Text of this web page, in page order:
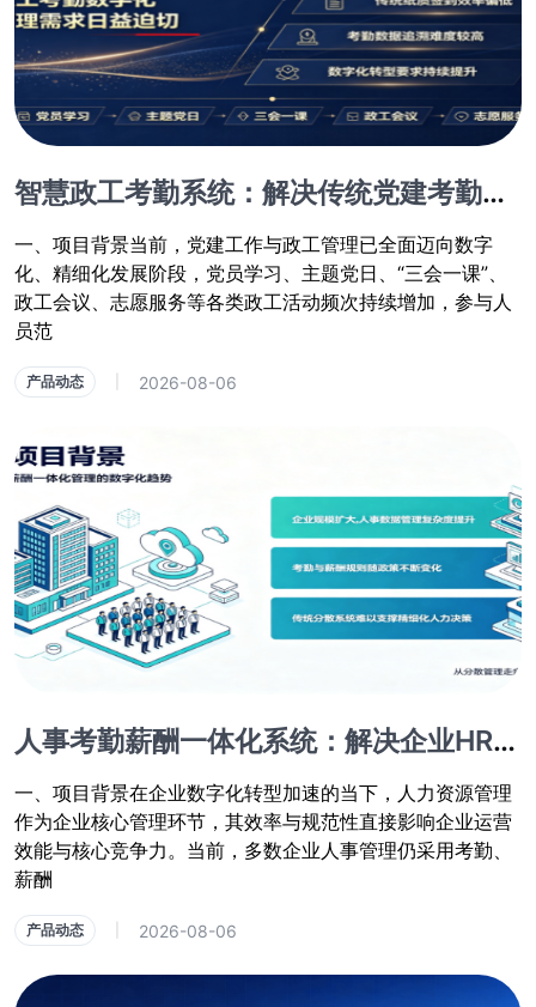
智慧政工考勤系统：解决传统党建考勤管理乱象
一、项目背景当前，党建工作与政工管理已全面迈向数字
化、精细化发展阶段，党员学习、主题党日、“三会一课”、
政工会议、志愿服务等各类政工活动频次持续增加，参与人
员范
产品动态 2026-08-06
人事考勤薪酬一体化系统：解决企业HR数据孤岛难题
一、项目背景在企业数字化转型加速的当下，人力资源管理
作为企业核心管理环节，其效率与规范性直接影响企业运营
效能与核心竞争力。当前，多数企业人事管理仍采用考勤、
薪酬
产品动态 2026-08-06